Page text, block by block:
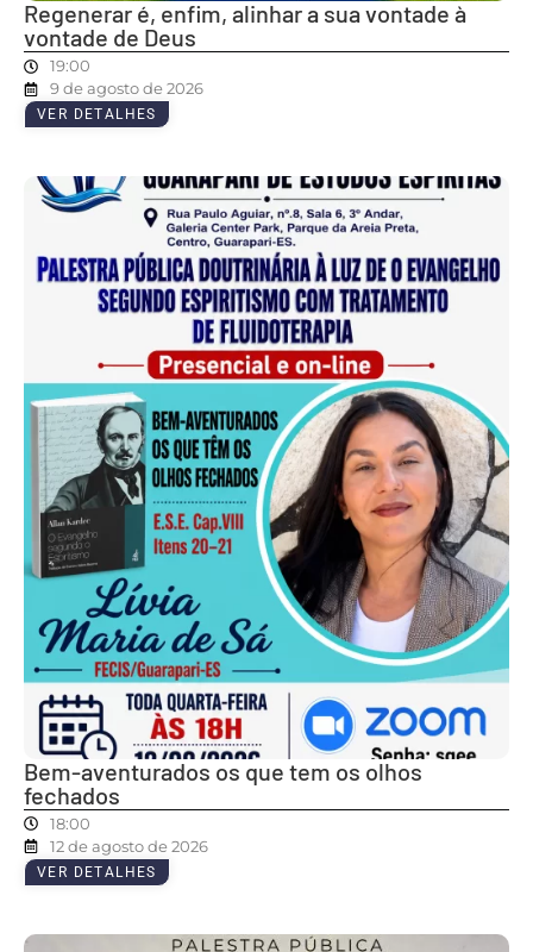
Regenerar é, enfim, alinhar a sua vontade à
vontade de Deus
19:00
9 de agosto de 2026
VER DETALHES
Bem-aventurados os que tem os olhos
fechados
18:00
12 de agosto de 2026
VER DETALHES